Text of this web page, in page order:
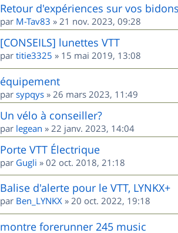
Retour d'expériences sur vos
par M-Tav83 » 21 nov. 2023, 09:28
[CONSEILS] lunettes VTT
par titie3325 » 15 mai 2019, 13:08
équipement
par sypqys » 26 mars 2023, 11:49
Un vélo à conseiller?
par legean » 22 janv. 2023, 14:04
Porte VTT Électrique
par Gugli » 02 oct. 2018, 21:18
Balise d'alerte pour le VTT, LYNKX+
par Ben_LYNKX » 20 oct. 2022, 19:18
montre forerunner 245 music